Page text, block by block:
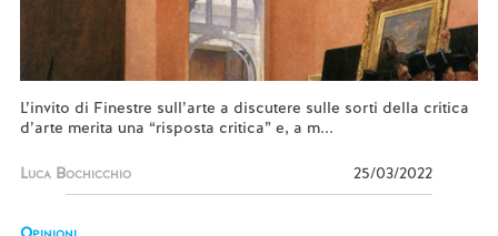
L’invito di Finestre sull’arte a discutere sulle sorti della critica
d’arte merita una “risposta critica” e, a m...
Luca Bochicchio 25/03/2022